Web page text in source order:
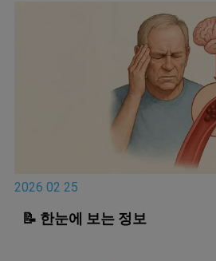
2026 02 25
📝 한눈에 보는 정보